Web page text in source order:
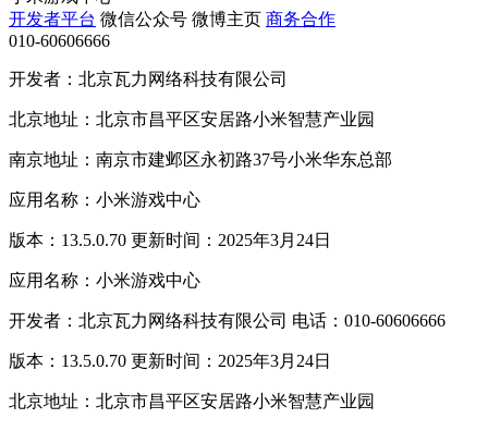
开发者平台 微信公众号 微博主页 商务合作
010-60606666
开发者：北京瓦力网络科技有限公司
北京地址：北京市昌平区安居路小米智慧产业园
南京地址：南京市建邺区永初路37号小米华东总部
应用名称：小米游戏中心
版本：13.5.0.70 更新时间：2025年3月24日
应用名称：小米游戏中心
开发者：北京瓦力网络科技有限公司 电话：010-60606666
版本：13.5.0.70 更新时间：2025年3月24日
北京地址：北京市昌平区安居路小米智慧产业园